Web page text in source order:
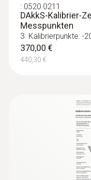
testo Smart
: 0520 0211
DAkkS-Kalibrier-
Messpunkten
3 Kalibrierpunkte: -
370,00 €
440,30 €